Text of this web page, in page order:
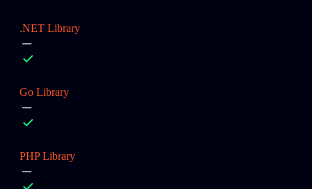
.NET Library
Go Library
PHP Library